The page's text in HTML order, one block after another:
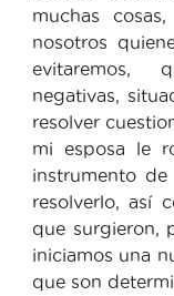
muchas
nosotros
evitaremos,
negativas,
resolver
mi esposa le
instrumento
resolverlo, así
que surgieron,
iniciamos una
que son